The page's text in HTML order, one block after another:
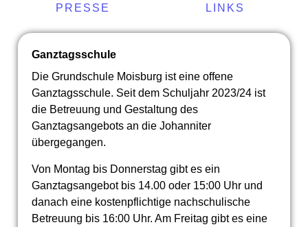
PRESSE
LINKS
Ganztagsschule
Die Grundschule Moisburg ist eine offene
Ganztagsschule. Seit dem Schuljahr 2023/24 ist
die Betreuung und Gestaltung des
Ganztagsangebots an die Johanniter
übergegangen.
Von Montag bis Donnerstag gibt es ein
Ganztagsangebot bis 14.00 oder 15:00 Uhr und
danach eine kostenpflichtige nachschulische
Betreuung bis 16:00 Uhr. Am Freitag gibt es eine